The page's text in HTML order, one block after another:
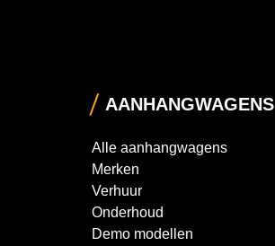
AANHANGWAGENS
Alle aanhangwagens
Merken
Verhuur
Onderhoud
Demo modellen